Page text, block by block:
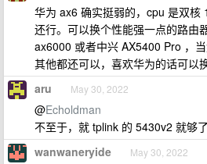
华为 ax6 确实挺弱的，cpu 是双核
还行。可以换个性能强一点的路由
ax6000 或者中兴 AX5400 Pro ，
其他都还可以，喜欢华为的话可以
aru May 30, 2022
@Echoldman
不至于，就 tplink 的 5430v2 就够了
wanwaneryide May 30, 2022